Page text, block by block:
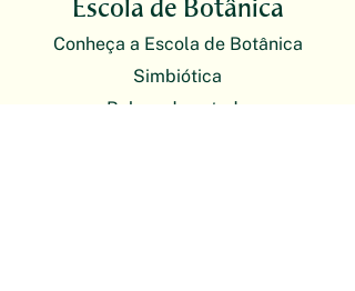
Escola de Botânica
Conheça a Escola de Botânica
Simbiótica
Bolsas de estudo